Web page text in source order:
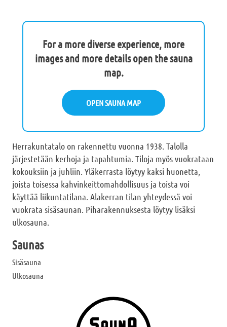
For a more diverse experience, more
images and more details open the sauna
map.
OPEN SAUNA MAP
Herrakuntatalo on rakennettu vuonna 1938. Talolla
järjestetään kerhoja ja tapahtumia. Tiloja myös vuokrataan
kokouksiin ja juhliin. Yläkerrasta löytyy kaksi huonetta,
joista toisessa kahvinkeittomahdollisuus ja toista voi
käyttää liikuntatilana. Alakerran tilan yhteydessä voi
vuokrata sisäsaunan. Piharakennuksesta löytyy lisäksi
ulkosauna.
Saunas
Sisäsauna
Ulkosauna